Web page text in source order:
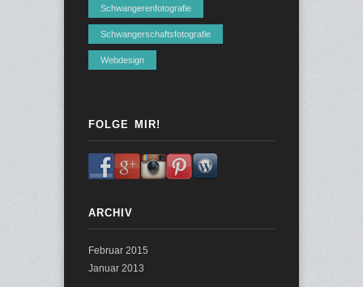
Schwangerenfotografie
Schwangerschaftsfotografie
Webdesign
FOLGE MIR!
ARCHIV
Februar 2015
Januar 2013